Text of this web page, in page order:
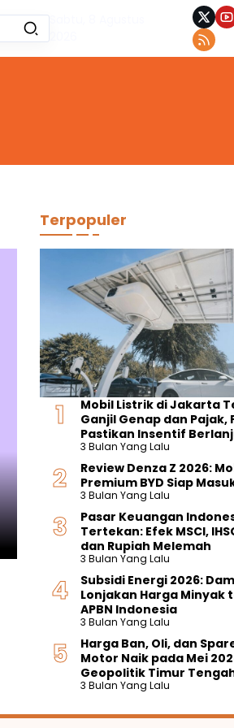
Sabtu, 8 Agustus
Terpopuler
Mobil Listrik di Jakarta
Ganjil Genap dan Pajak,
Pastikan Insentif
3 Bulan Yang Lalu
Review Denza Z 2026:
Premium BYD Siap
3 Bulan Yang Lalu
Pasar Keuangan
Tertekan: Efek MSCI,
dan Rupiah Melemah
3 Bulan Yang Lalu
Subsidi Energi 2026:
Lonjakan Harga Minyak
APBN Indonesia
3 Bulan Yang Lalu
Harga Ban, Oli, dan
Motor Naik pada Mei
Geopolitik Timur
3 Bulan Yang Lalu